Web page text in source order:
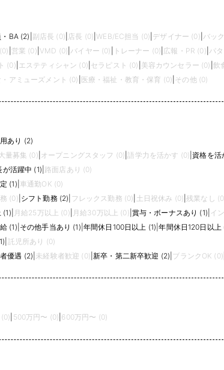
BA (2) 副店長 (0) 店長 (0) WEB/EC担当 (0) デザイナー (0) バッ
営業 (0) VMD (0) バイヤー (0) トレーナー (0) 広報・PR (0) パ
(0) エステティシャン (0) セラピスト (0) 美容カウンセラー (0) 飲
・アミューズメント (0) 医療・福祉・教育・保育 (0) その他 (0)
あり (2)
量募集 (0) オープニングスタッフ (0) |語学力を活かす (0) 資格を活
が活躍中 (1) 路面店あり (0)
(1) 車通勤OK (0)
(0) シフト勤務 (2) フレックス勤務 (0) 土日祝休み (0) |残業なし
(1) 月給25万以上 (0) 月給30万以上 (0) 賞与・ボーナスあり (1) イ
(1) その他手当あり (1) 年間休日100日以上 (1) |年間休日120日以上
託児所あり (0)
優遇 (2) 未経験者歓迎 (0) |新卒・第二新卒歓迎 (2) ブランクOK (0)
500万円〜 (0) 600万円〜 (0)